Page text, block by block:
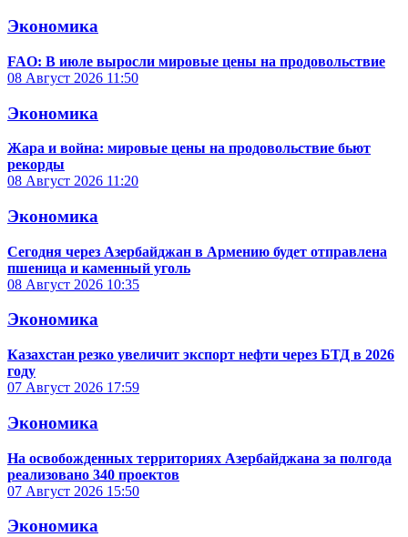
Экономика
FAO: В июле выросли мировые цены на продовольствие
08 Август 2026 11:50
Экономика
Жара и война: мировые цены на продовольствие бьют
рекорды
08 Август 2026 11:20
Экономика
Сегодня через Азербайджан в Армению будет отправлена
пшеница и каменный уголь
08 Август 2026 10:35
Экономика
Казахстан резко увеличит экспорт нефти через БТД в 2026
году
07 Август 2026 17:59
Экономика
На освобожденных территориях Азербайджана за полгода
реализовано 340 проектов
07 Август 2026 15:50
Экономика